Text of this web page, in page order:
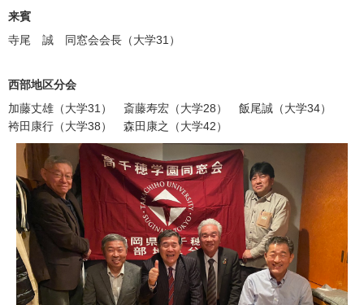
来賓
寺尾 誠 同窓会会長（大学31）
西部地区分会
加藤丈雄（大学31） 斎藤寿宏（大学28） 飯尾誠（大学34）
袴田康行（大学38） 森田康之（大学42）